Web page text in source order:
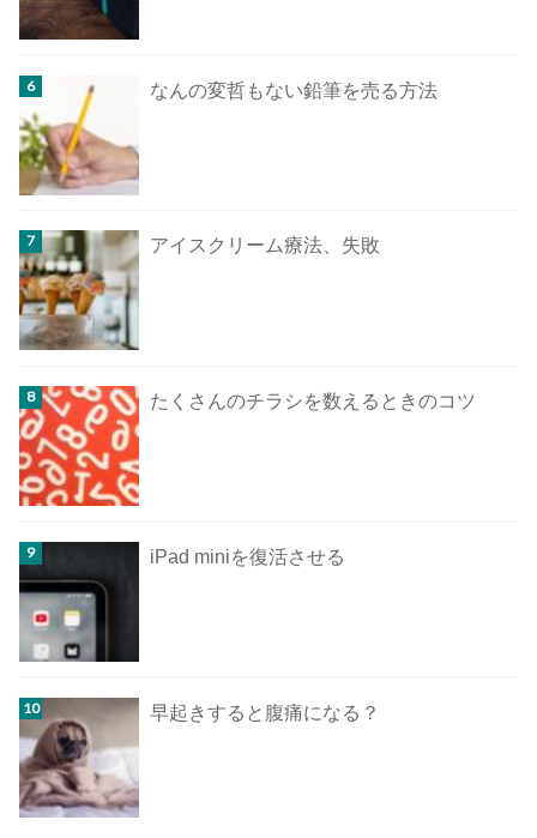
なんの変哲もない鉛筆を売る方法
アイスクリーム療法、失敗
たくさんのチラシを数えるときのコツ
iPad miniを復活させる
早起きすると腹痛になる？